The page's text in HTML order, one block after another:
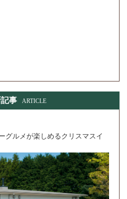
事 ARTICLE
グルメが楽しめるクリスマスイ